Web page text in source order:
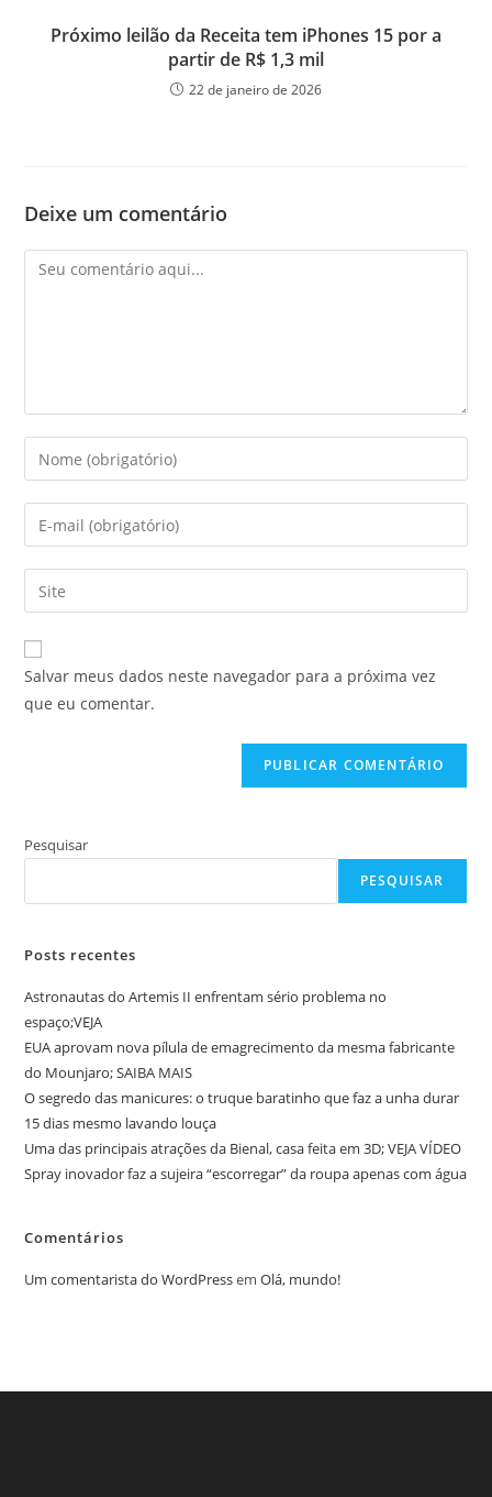
Próximo leilão da Receita tem iPhones 15 por a
partir de R$ 1,3 mil
22 de janeiro de 2026
Deixe um comentário
Comentário
Digite
seu
nome
ou
de
usuário
para
comentar
Digite
seu
endereço
de
mail
para
comentar
Digite
o
URL
do
site
Salvar meus dados neste navegador para a próxima vez
que eu comentar.
Pesquisar
PESQUISAR
Posts recentes
Astronautas do Artemis II enfrentam sério problema no
espaço;VEJA
EUA aprovam nova pílula de emagrecimento da mesma fabricante
do Mounjaro; SAIBA MAIS
O segredo das manicures: o truque baratinho que faz a unha durar
15 dias mesmo lavando louça
Uma das principais atrações da Bienal, casa feita em 3D; VEJA VÍDEO
Spray inovador faz a sujeira “escorregar” da roupa apenas com água
Comentários
Um comentarista do WordPressemOlá, mundo!